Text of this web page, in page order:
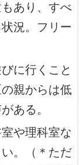
あり、すべ
況。フリー
に行くこと
親からは低
ある。
や理科室な
。（＊ただ